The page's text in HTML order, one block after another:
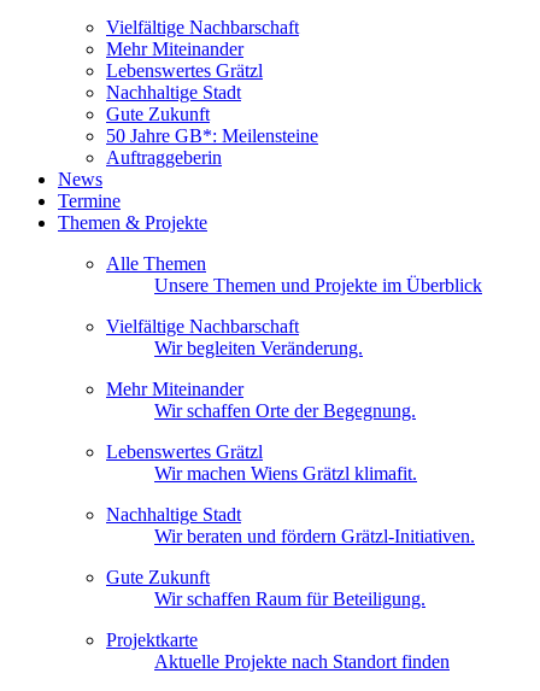
Vielfältige Nachbarschaft
Mehr Miteinander
Lebenswertes Grätzl
Nachhaltige Stadt
Gute Zukunft
50 Jahre GB*: Meilensteine
Auftraggeberin
News
Termine
Themen & Projekte
Alle Themen
Unsere Themen und Projekte im Überblick
Vielfältige Nachbarschaft
Wir begleiten Veränderung.
Mehr Miteinander
Wir schaffen Orte der Begegnung.
Lebenswertes Grätzl
Wir machen Wiens Grätzl klimafit.
Nachhaltige Stadt
Wir beraten und fördern Grätzl-Initiativen.
Gute Zukunft
Wir schaffen Raum für Beteiligung.
Projektkarte
Aktuelle Projekte nach Standort finden